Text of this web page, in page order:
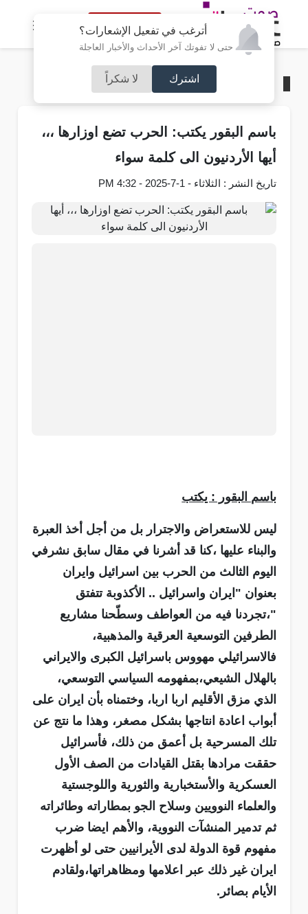
أترغب في تفعيل الإشعارات؟
حتى لا تفوتك آخر الأحداث والأخبار العاجلة
اشترك لا شكراً
النسخة الكاملة
آراء و مقالات
باسم البقور يكتب: الحرب تضع اوزارها ،،،
أيها الأردنيون الى كلمة سواء
تاريخ النشر : الثلاثاء - 1-7-2025 - 4:32 PM
باسم البقور : يكتب
ليس للاستعراض والاجترار بل من أجل أخذ العبرة
والبناء عليها ،كنا قد أشرنا في مقال سابق نشرفي
اليوم الثالث من الحرب بين اسرائيل وايران
بعنوان "ايران واسرائيل .. الأكذوبة تتفتق
"،تجردنا فيه من العواطف وسطّحنا مشاريع
الطرفين التوسعية العرقية والمذهبية،
فالاسرائيلي مهووس باسرائيل الكبرى والايراني
بالهلال الشيعي،بمفهومه السياسي التوسعي،
الذي مزق الأقليم اربا اربا، وختمناه بأن ايران على
أبواب اعادة انتاجها بشكل مصغر، وهذا ما نتج عن
تلك المسرحية بل أعمق من ذلك، فأسرائيل
حققت مرادها بقتل القيادات من الصف الأول
العسكرية والأستخبارية والثورية واللوجستية
والعلماء النوويين وسلاح الجو بمطاراته وطائراته
ثم تدمير المنشآت النووية، والأهم ايضا ضرب
مفهوم قوة الدولة لدى الأيرانيين حتى لو أظهرت
ايران غير ذلك عبر اعلامها ومظاهراتها،ولقادم
الأيام بصائر.